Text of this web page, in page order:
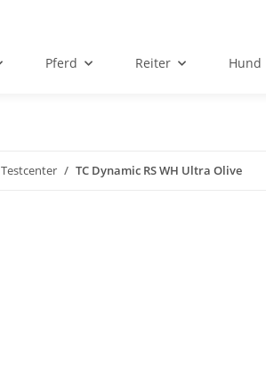
Pferd Reiter Hund
Testcenter TC Dynamic RS WH Ultra Olive